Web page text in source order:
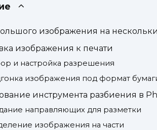
изображения на
изображения к печати
и настройка разрешения
изображения под формат
инструмента разбиения в
направляющих для разметки
изображения на части